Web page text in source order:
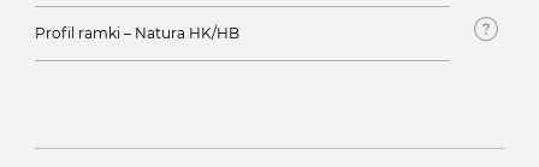
Profil ramki – Natura HK/HB